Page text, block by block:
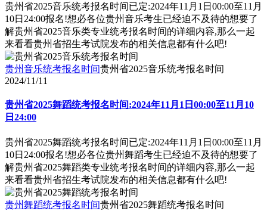
贵州省2025音乐统考报名时间已定:2024年11月1日00:00至11月
10日24:00报名!想必各位贵州音乐考生已经迫不及待的想要了
解贵州省2025音乐类专业统考报名时间的详细内容,那么一起
来看看贵州省招生考试院发布的相关信息都有什么吧!
贵州音乐统考报名时间贵州省2025音乐统考报名时间
2024/11/11
贵州省2025舞蹈统考报名时间:2024年11月1日00:00至11月10
日24:00
贵州省2025舞蹈统考报名时间已定:2024年11月1日00:00至11月
10日24:00报名!想必各位贵州舞蹈考生已经迫不及待的想要了
解贵州省2025舞蹈类专业统考报名时间的详细内容,那么一起
来看看贵州省招生考试院发布的相关信息都有什么吧!
贵州舞蹈统考报名时间贵州省2025舞蹈统考报名时间